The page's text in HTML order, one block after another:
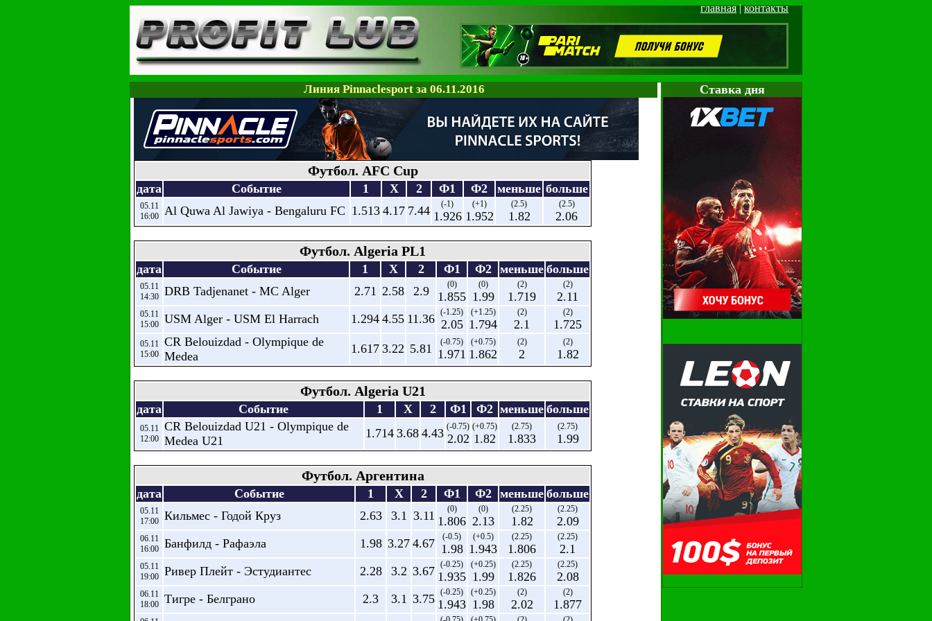
главная|контакты
Cтавка дня
Линия Pinnaclesport за 06.11.2016
Футбол. AFC Cup
дата Событие 1 X 2 Ф1 Ф2 меньше больше
05.11
16:00
Al Quwa Al Jawiya - Bengaluru FC 1.513 4.17 7.44 (-1)
1.926
(+1)
1.952
(2.5)
1.82
(2.5)
2.06
Футбол. Algeria PL1
дата Событие 1 X 2 Ф1 Ф2 меньше больше
05.11
14:30
DRB Tadjenanet - MC Alger 2.71 2.58 2.9 (0)
1.855
(0)
1.99
(2)
1.719
(2)
2.11
05.11
15:00
USM Alger - USM El Harrach 1.294 4.55 11.36 (-1.25)
2.05
(+1.25)
1.794
(2)
2.1
(2)
1.725
05.11
15:00
CR Belouizdad - Olympique de
Medea
1.617 3.22 5.81 (-0.75)
1.971
(+0.75)
1.862
(2)
2
(2)
1.82
Футбол. Algeria U21
дата Событие 1 X 2 Ф1 Ф2 меньше больше
05.11
12:00
CR Belouizdad U21 - Olympique de
Medea U21
1.714 3.68 4.43 (-0.75)
2.02
(+0.75)
1.82
(2.75)
1.833
(2.75)
1.99
Футбол. Аргентина
дата Событие 1 X 2 Ф1 Ф2 меньше больше
05.11
17:00
Кильмес - Годой Круз 2.63 3.1 3.11 (0)
1.806
(0)
2.13
(2.25)
1.82
(2.25)
2.09
06.11
16:00
Банфилд - Рафаэла 1.98 3.27 4.67 (-0.5)
1.98
(+0.5)
1.943
(2.25)
1.806
(2.25)
2.1
05.11
19:00
Ривер Плейт - Эстудиантес 2.28 3.2 3.67 (-0.25)
1.935
(+0.25)
1.99
(2.25)
1.826
(2.25)
2.08
06.11
18:00
Тигре - Белграно 2.3 3.1 3.75 (-0.25)
1.943
(+0.25)
1.98
(2)
2.02
(2)
1.877